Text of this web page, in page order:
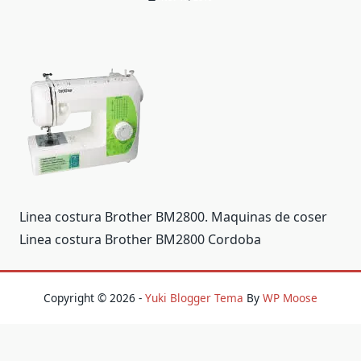
Linea costura Brother BM2800. Maquinas de coser
Linea costura Brother BM2800 Cordoba
Copyright © 2026 - Yuki Blogger Tema By WP Moose